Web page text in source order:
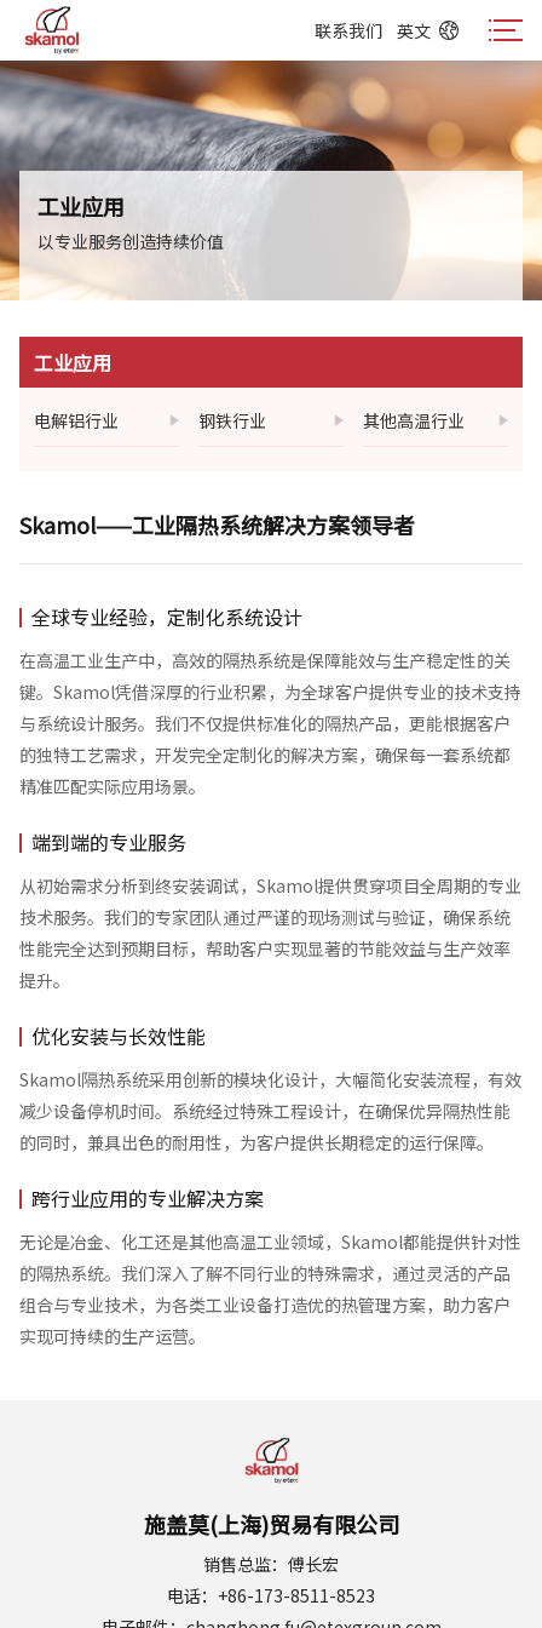
联系我们 英文
联系我们 英文
工业应用
以专业服务创造持续价值
工业应用
电解铝行业 钢铁行业 其他高温行业
Skamol——工业隔热系统解决方案领导者
全球专业经验，定制化系统设计
在高温工业生产中，高效的隔热系统是保障能效与生产稳定性的关
键。Skamol凭借深厚的行业积累，为全球客户提供专业的技术支持
与系统设计服务。我们不仅提供标准化的隔热产品，更能根据客户
的独特工艺需求，开发完全定制化的解决方案，确保每一套系统都
精准匹配实际应用场景。
端到端的专业服务
从初始需求分析到终安装调试，Skamol提供贯穿项目全周期的专业
技术服务。我们的专家团队通过严谨的现场测试与验证，确保系统
性能完全达到预期目标，帮助客户实现显著的节能效益与生产效率
提升。
优化安装与长效性能
Skamol隔热系统采用创新的模块化设计，大幅简化安装流程，有效
减少设备停机时间。系统经过特殊工程设计，在确保优异隔热性能
的同时，兼具出色的耐用性，为客户提供长期稳定的运行保障。
跨行业应用的专业解决方案
无论是冶金、化工还是其他高温工业领域，Skamol都能提供针对性
的隔热系统。我们深入了解不同行业的特殊需求，通过灵活的产品
组合与专业技术，为各类工业设备打造优的热管理方案，助力客户
实现可持续的生产运营。
施盖莫(上海)贸易有限公司
销售总监：傅长宏
电话：+86-173-8511-8523